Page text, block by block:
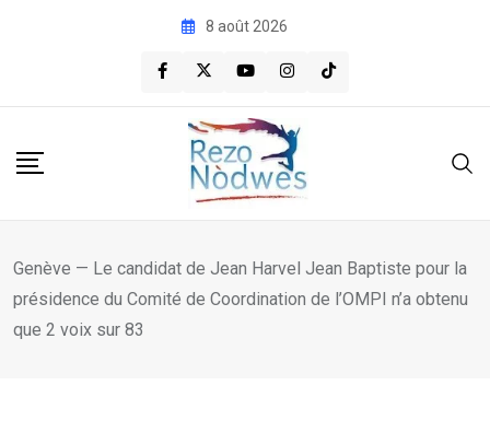
8 août 2026
Genève — Le candidat de Jean Harvel Jean Baptiste pour la
présidence du Comité de Coordination de l’OMPI n’a obtenu
que 2 voix sur 83